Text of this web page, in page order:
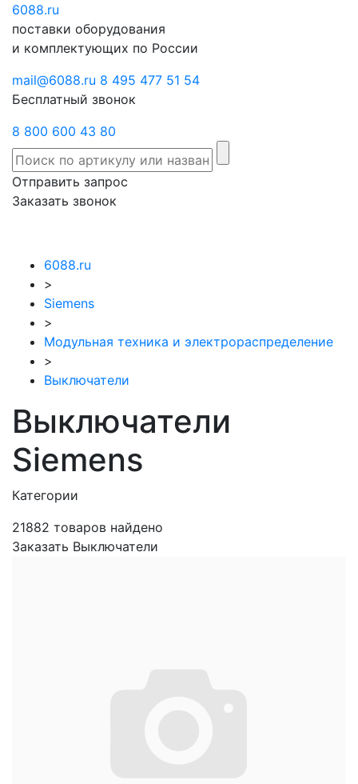
6088.ru
поставки оборудования
и комплектующих по России
mail@6088.ru 8 495 477 51 54
Бесплатный звонок
8 800 600 43 80
Отправить запрос
Заказать звонок
6088.ru
>
Siemens
>
Модульная техника и электрораспределение
>
Выключатели
Выключатели
Siemens
Категории
21882 товаров найдено
Заказать Выключатели
Отправить
запрос
звонок